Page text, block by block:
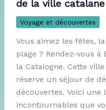
de la ville
Voyage et découvertes
Vous aimez les fêtes,
plage ? Rendez-vous à
la Catalogne. Cette
réserve un séjour de
découvertes. Voici une
incontournables que